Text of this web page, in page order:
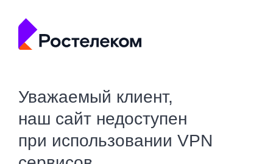
Уважаемый клиент,
наш сайт недоступен
при использовании VPN